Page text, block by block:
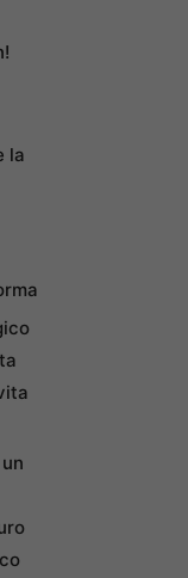
la